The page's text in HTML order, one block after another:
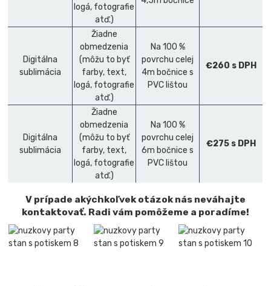
logá, fotografie
atď.)
Digitálna
sublimácia
Žiadne
obmedzenia
(môžu to byť
farby, text,
logá, fotografie
atď.)
Na 100 %
povrchu celej
4m bočnices
PVC lištou
€260 s DPH
Digitálna
sublimácia
Žiadne
obmedzenia
(môžu to byť
farby, text,
logá, fotografie
atď.)
Na 100 %
povrchu celej
6m bočnices
PVC lištou
€275 s DPH
V prípade akýchkoľvek otázok nás neváhajte
kontaktovať. Radi vám pomôžeme a poradíme!